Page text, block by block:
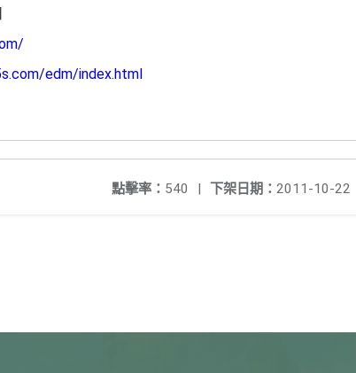
edm/index.html
下架日期： 2011-10-22
點擊率： 540 |